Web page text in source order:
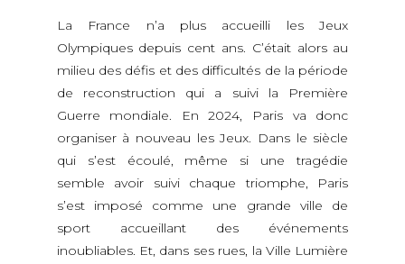
La France n’a plus accueilli les Jeux
Olympiques depuis cent ans. C’était alors au
milieu des défis et des difficultés de la période
de reconstruction qui a suivi la Première
Guerre mondiale. En 2024, Paris va donc
organiser à nouveau les Jeux. Dans le siècle
qui s’est écoulé, même si une tragédie
semble avoir suivi chaque triomphe, Paris
s’est imposé comme une grande ville de
sport accueillant des événements
inoubliables. Et, dans ses rues, la Ville Lumière